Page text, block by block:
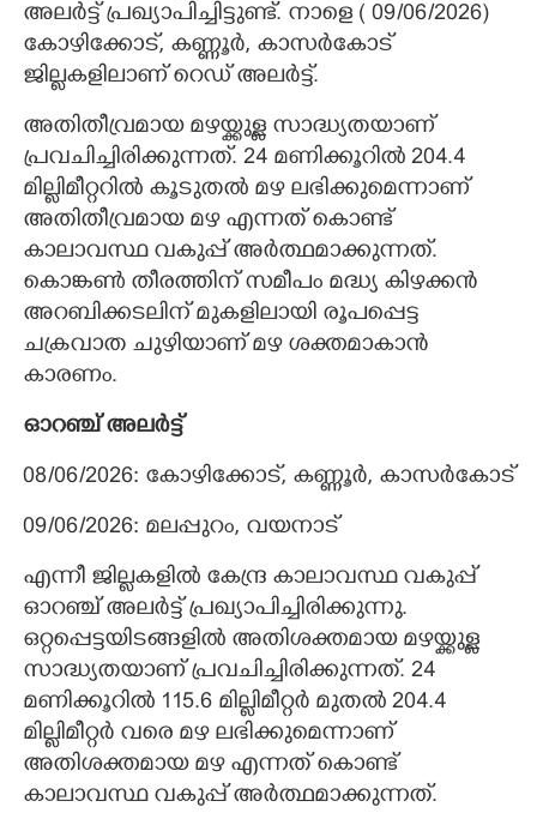
CONTACT US
അലർട്ട് പ്രഖ്യാപിച്ചിട്ടുണ്ട്. നാളെ ( 09/06/2026)
കോഴിക്കോട്, കണ്ണൂർ, കാസർകോട്
ജില്ലകളിലാണ് റെഡ് അലർട്ട്.
അതിതീവ്രമായ മഴയ്ക്കുള്ള സാദ്ധ്യതയാണ്
പ്രവചിച്ചിരിക്കുന്നത്. 24 മണിക്കൂറിൽ 204.4
മില്ലിമീറ്ററിൽ കൂടുതൽ മഴ ലഭിക്കുമെന്നാണ്
അതിതീവ്രമായ മഴ എന്നത് കൊണ്ട്
കാലാവസ്ഥ വകുപ്പ് അർത്ഥമാക്കുന്നത്.
കൊങ്കൺ തീരത്തിന് സമീപം മദ്ധ്യ കിഴക്കൻ
അറബിക്കടലിന് മുകളിലായി രൂപപ്പെട്ട
ചക്രവാത ചുഴിയാണ് മഴ ശക്തമാകാൻ
കാരണം.
ഓറഞ്ച് അലർട്ട്
08/06/2026: കോഴിക്കോട്, കണ്ണൂർ, കാസർകോട്
09/06/2026: മലപ്പുറം, വയനാട്
എന്നീ ജില്ലകളിൽ കേന്ദ്ര കാലാവസ്ഥ വകുപ്പ്
ഓറഞ്ച് അലർട്ട് പ്രഖ്യാപിച്ചിരിക്കുന്നു.
ഒറ്റപ്പെട്ടയിടങ്ങളിൽ അതിശക്തമായ മഴയ്ക്കുള്ള
സാദ്ധ്യതയാണ് പ്രവചിച്ചിരിക്കുന്നത്. 24
മണിക്കൂറിൽ 115.6 മില്ലിമീറ്റർ മുതൽ 204.4
മില്ലിമീറ്റർ വരെ മഴ ലഭിക്കുമെന്നാണ്
അതിശക്തമായ മഴ എന്നത് കൊണ്ട്
കാലാവസ്ഥ വകുപ്പ് അർത്ഥമാക്കുന്നത്.